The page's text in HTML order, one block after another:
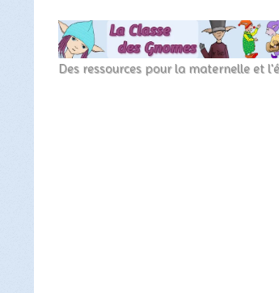
La
Des ressources pour la maternelle et